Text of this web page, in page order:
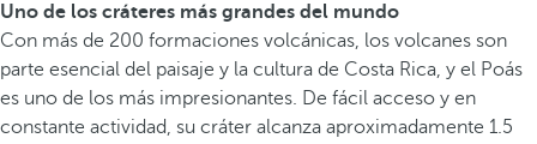
Uno de los cráteres más grandes del mundo
Con más de 200 formaciones volcánicas, los volcanes son
parte esencial del paisaje y la cultura de Costa Rica, y el Poás
es uno de los más impresionantes. De fácil acceso y en
constante actividad, su cráter alcanza aproximadamente 1.5